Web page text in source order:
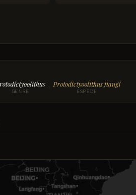
GENRE › Protodictyoolithus jiangi
ESPÈCE